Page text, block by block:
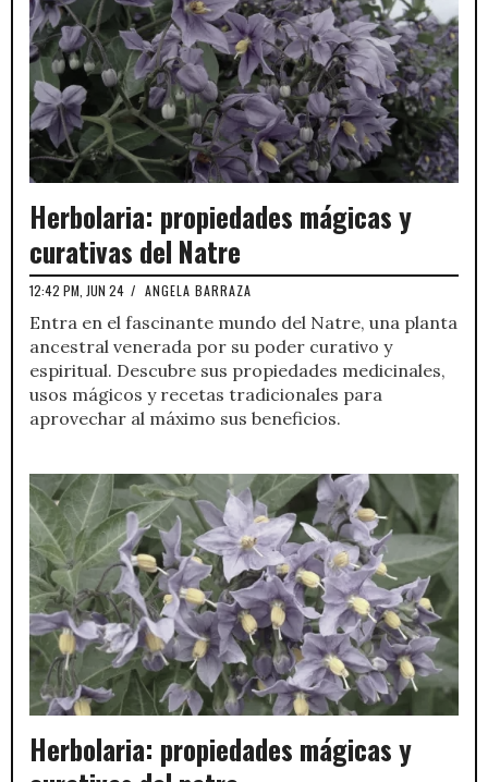
Herbolaria: propiedades mágicas y
curativas del Natre
12:42 PM, JUN 24 / ANGELA BARRAZA
Entra en el fascinante mundo del Natre, una planta
ancestral venerada por su poder curativo y
espiritual. Descubre sus propiedades medicinales,
usos mágicos y recetas tradicionales para
aprovechar al máximo sus beneficios.
Herbolaria: propiedades mágicas y